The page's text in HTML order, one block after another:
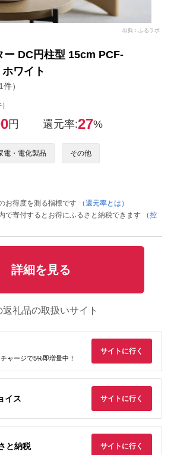
出典：ふるラボ
ー DC円柱型 15cm PCF-
ワイト
）
円 還元率:27%
電・電化製品 その他
お得度を測る指標です
（還元率とは）
で寄付するとお得にふるさと納税できます
（控
詳細を見る
返礼品の取扱いサイト
ャージで5%即増量中！
サイトに行く
イス サイトに行く
と納税 サイトに行く